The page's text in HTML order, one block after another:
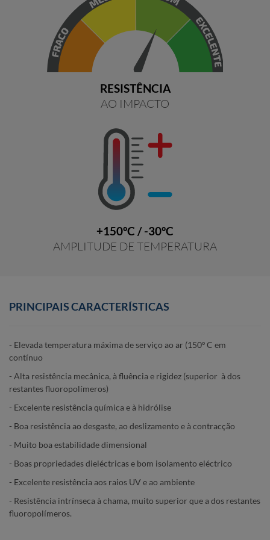
RESISTÊNCIA
AO IMPACTO
+150ºC / -30ºC
AMPLITUDE DE TEMPERATURA
PRINCIPAIS CARACTERÍSTICAS
- Elevada temperatura máxima de serviço ao ar (150º C em
contínuo
- Alta resistência mecânica, à fluência e rigidez (superior à dos
restantes fluoropolímeros)
- Excelente resistência química e à hidrólise
- Boa resistência ao desgaste, ao deslizamento e à contracção
- Muito boa estabilidade dimensional
- Boas propriedades dieléctricas e bom isolamento eléctrico
- Excelente resistência aos raios UV e ao ambiente
- Resistência intrínseca à chama, muito superior que a dos restantes
fluoropolímeros.